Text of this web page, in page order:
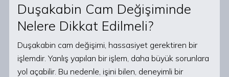
Duşakabin Cam Değişiminde
Nelere Dikkat Edilmeli?
Duşakabin cam değişimi, hassasiyet gerektiren bir
işlemdir. Yanlış yapılan bir işlem, daha büyük sorunlara
yol açabilir. Bu nedenle, işini bilen, deneyimli bir